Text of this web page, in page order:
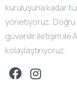
kuruluşuna kadar
yönetiyoruz.
güvenilir iletişim ile
kolaylaştırıyoruz.